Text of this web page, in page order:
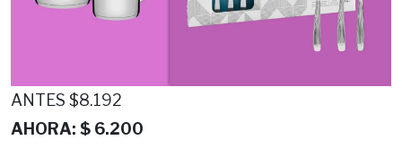
ANTES $8.192
AHORA: $ 6.200